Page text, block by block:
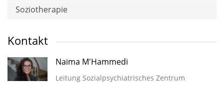
Soziotherapie
Kontakt
Naima M'Hammedi
Leitung Sozialpsychiatrisches Zentrum